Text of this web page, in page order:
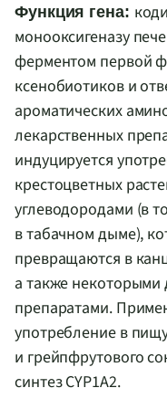
Функция гена:
монооксигеназу
ферментом первой
ксенобиотиков и
ароматических
лекарственных
индуцируется
крестоцветных
углеводородами (в
в табачном дыме),
превращаются в
а также
препаратами.
употребление в
и грейпфрутового
синтезCYP1A2.